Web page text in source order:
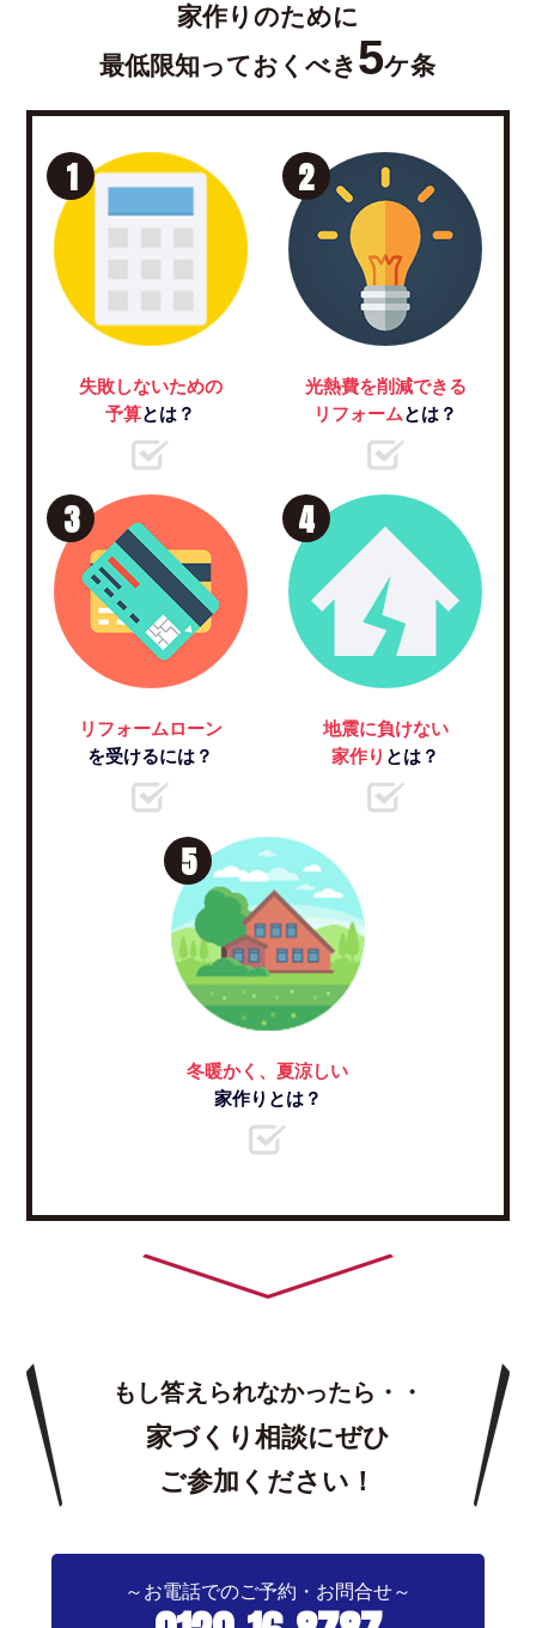
家作りのために
最低限知っておくべき 5ケ条
1
失敗しないための
予算とは？
2
光熱費を削減できる
リフォームとは？
3
リフォームローン
を受けるには？
4
地震に負けない
家作り とは？
5
冬暖かく、夏涼しい
家作りとは？
もし答えられなかったら・・
家づくり相談にぜひ
ご参加ください！
～お電話でのご予約・お問合せ～